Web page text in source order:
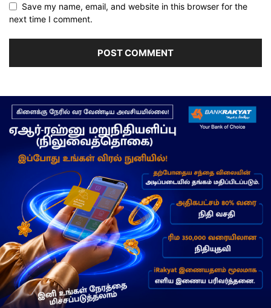
Save my name, email, and website in this browser for the
next time I comment.